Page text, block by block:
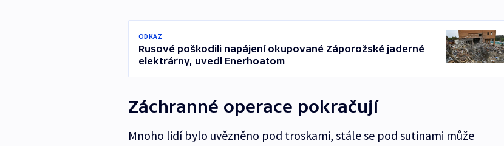
ODKAZ
Rusové poškodili napájení okupované Záporožské jaderné
elektrárny, uvedl Enerhoatom
Záchranné operace pokračují
Mnoho lidí bylo uvězněno pod troskami, stále se pod sutinami může